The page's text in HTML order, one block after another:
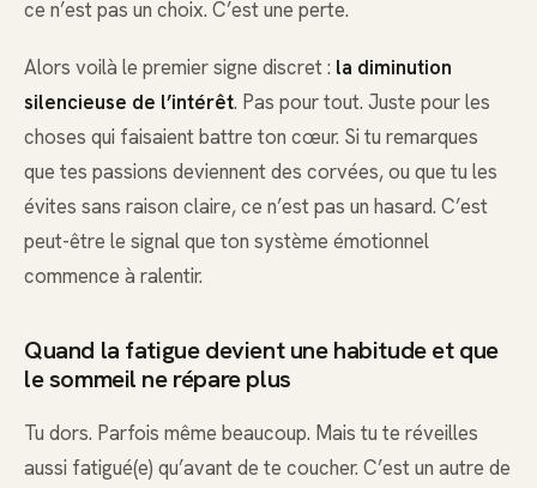
ce n’est pas un choix. C’est une perte.
Alors voilà le premier signe discret : la diminution
silencieuse de l’intérêt. Pas pour tout. Juste pour les
choses qui faisaient battre ton cœur. Si tu remarques
que tes passions deviennent des corvées, ou que tu les
évites sans raison claire, ce n’est pas un hasard. C’est
peut-être le signal que ton système émotionnel
commence à ralentir.
Quand la fatigue devient une habitude et que
le sommeil ne répare plus
Tu dors. Parfois même beaucoup. Mais tu te réveilles
aussi fatigué(e) qu’avant de te coucher. C’est un autre de